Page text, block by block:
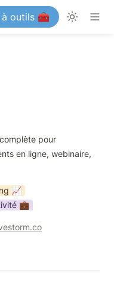
à outils 🧰
pour
en ligne, webinaire,
📈
💼